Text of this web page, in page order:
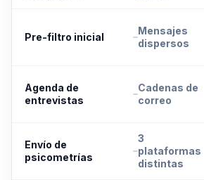
Pre-filtro inicial
Mensajes
dispersos
Agenda de
entrevistas
Cadenas de
correo
Envío de
psicometrías
3
plataformas
distintas